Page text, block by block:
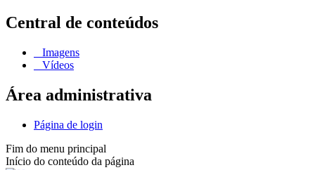
Central de conteúdos
Imagens
Vídeos
Área administrativa
Página de login
Fim do menu principal
Início do conteúdo da página